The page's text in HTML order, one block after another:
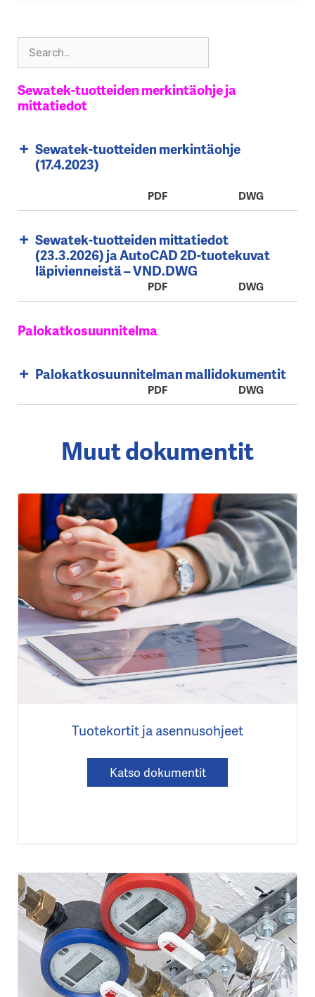
Sewatek-tuotteiden merkintäohje ja
mittatiedot
Sewatek-tuotteiden merkintäohje
(17.4.2023)
PDF DWG
Sewatek-tuotteiden mittatiedot
(23.3.2026) ja AutoCAD 2D-tuotekuvat
läpivienneistä – VND.DWG
PDF DWG
Palokatkosuunnitelma
Palokatkosuunnitelman mallidokumentit
PDF DWG
Muut dokumentit
Tuotekortit ja asennusohjeet
Katso dokumentit